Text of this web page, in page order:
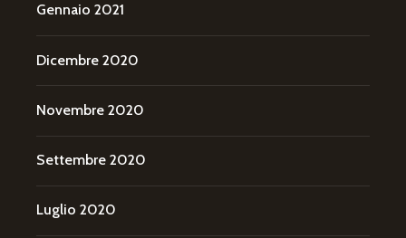
Gennaio 2021
Dicembre 2020
Novembre 2020
Settembre 2020
Luglio 2020